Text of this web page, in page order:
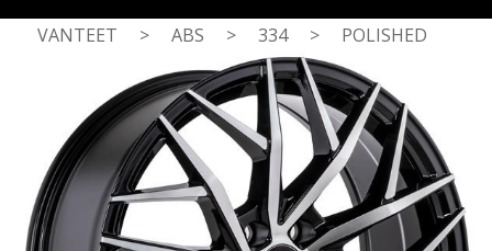
VANTEET > ABS > 334 > POLISHED